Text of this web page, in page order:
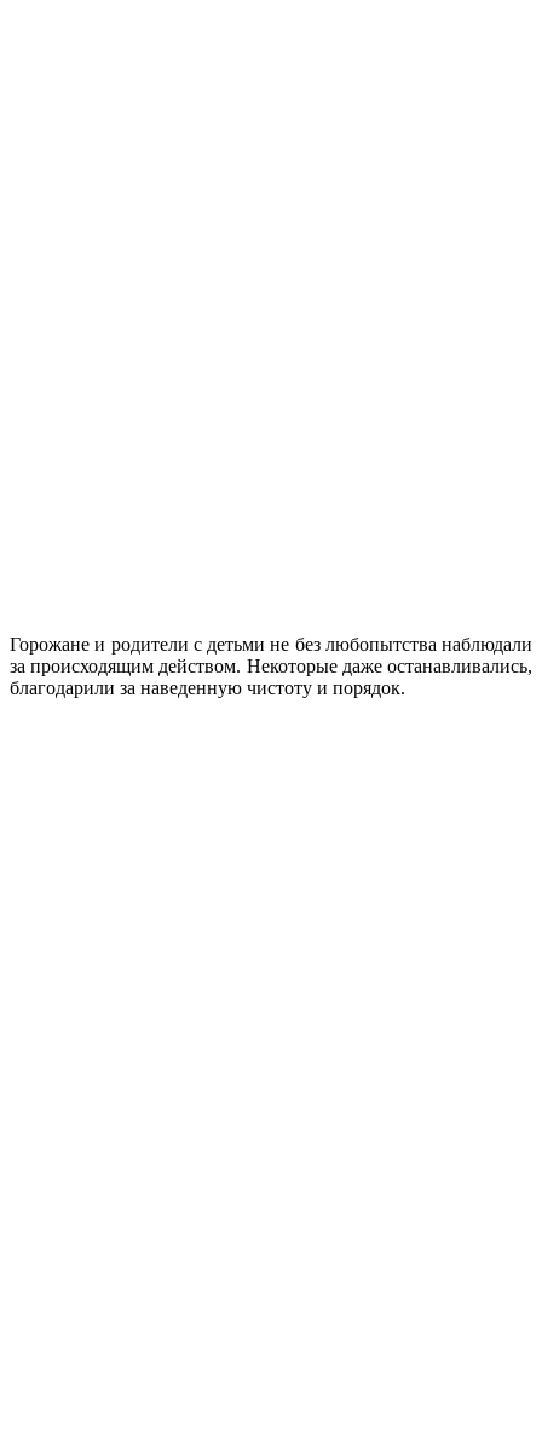
Горожане и родители с детьми не без любопытства наблюдали
за происходящим действом. Некоторые даже останавливались,
благодарили за наведенную чистоту и порядок.